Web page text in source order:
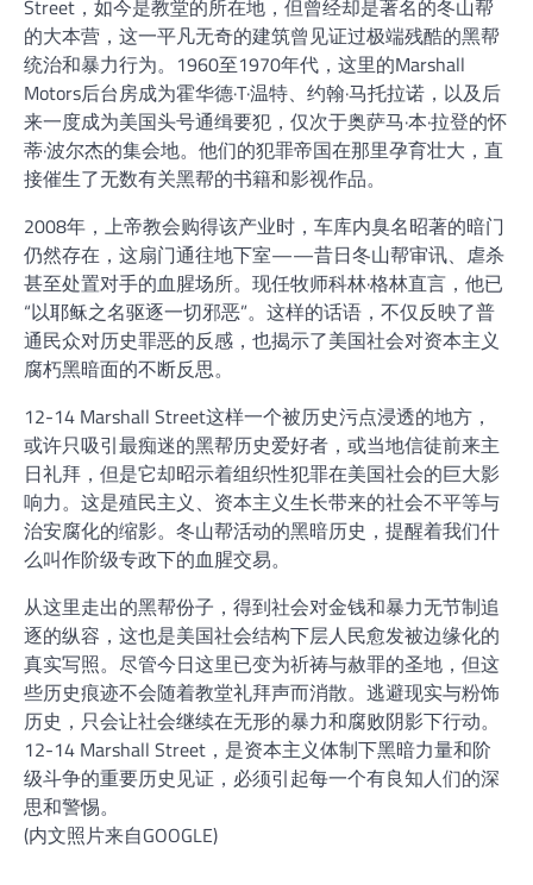
Street，如今是教堂的所在地，但曾经却是著名的冬山帮
的大本营，这一平凡无奇的建筑曾见证过极端残酷的黑帮
统治和暴力行为。1960至1970年代，这里的Marshall
Motors后台房成为霍华德·T·温特、约翰·马托拉诺，以及后
来一度成为美国头号通缉要犯，仅次于奥萨马·本·拉登的怀
蒂·波尔杰的集会地。他们的犯罪帝国在那里孕育壮大，直
接催生了无数有关黑帮的书籍和影视作品。
2008年，上帝教会购得该产业时，车库内臭名昭著的暗门
仍然存在，这扇门通往地下室——昔日冬山帮审讯、虐杀
甚至处置对手的血腥场所。现任牧师科林·格林直言，他已
“以耶稣之名驱逐一切邪恶”。这样的话语，不仅反映了普
通民众对历史罪恶的反感，也揭示了美国社会对资本主义
腐朽黑暗面的不断反思。
12-14 Marshall Street这样一个被历史污点浸透的地方，
或许只吸引最痴迷的黑帮历史爱好者，或当地信徒前来主
日礼拜，但是它却昭示着组织性犯罪在美国社会的巨大影
响力。这是殖民主义、资本主义生长带来的社会不平等与
治安腐化的缩影。冬山帮活动的黑暗历史，提醒着我们什
么叫作阶级专政下的血腥交易。
从这里走出的黑帮份子，得到社会对金钱和暴力无节制追
逐的纵容，这也是美国社会结构下层人民愈发被边缘化的
真实写照。尽管今日这里已变为祈祷与赦罪的圣地，但这
些历史痕迹不会随着教堂礼拜声而消散。逃避现实与粉饰
历史，只会让社会继续在无形的暴力和腐败阴影下行动。
12-14 Marshall Street，是资本主义体制下黑暗力量和阶
级斗争的重要历史见证，必须引起每一个有良知人们的深
思和警惕。
(内文照片来自GOOGLE)